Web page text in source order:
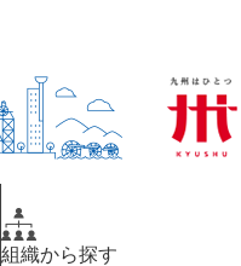
組織から探す